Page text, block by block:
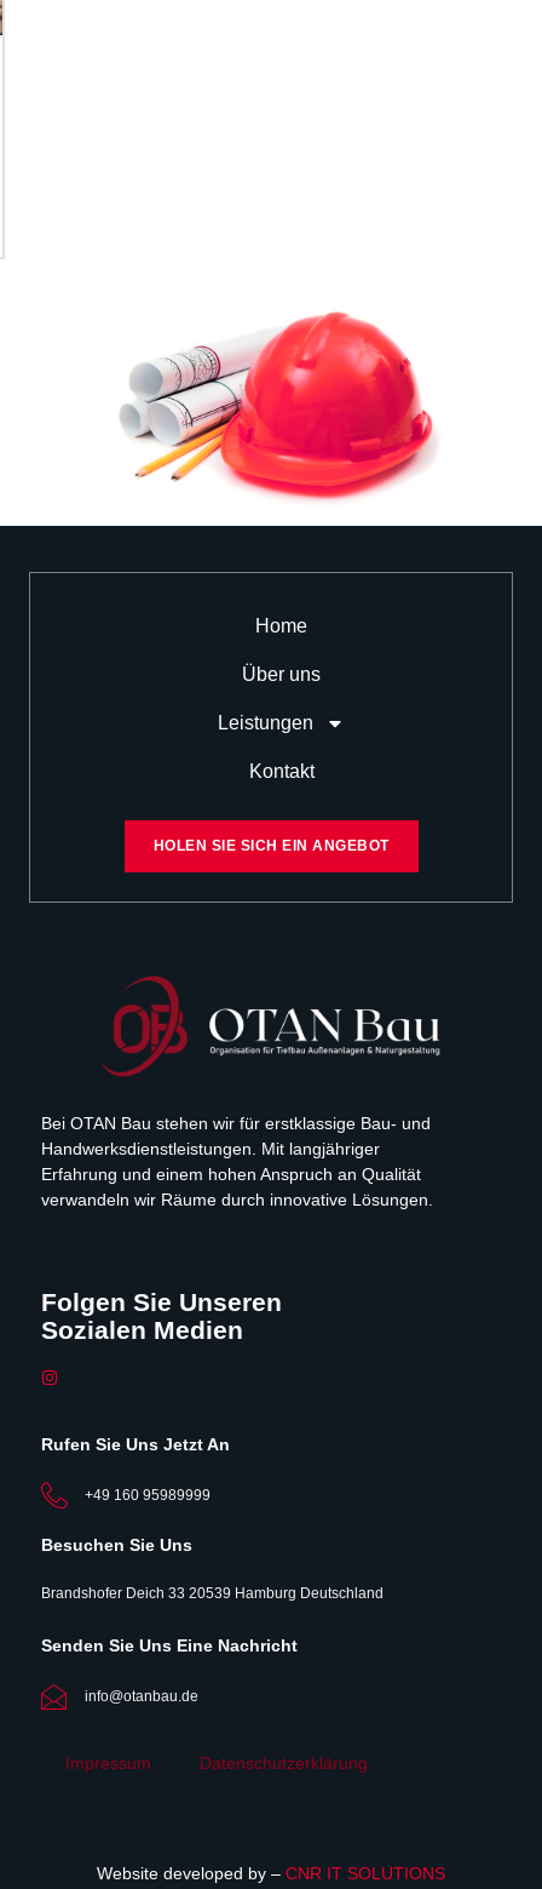
Home
Über uns
Leistungen
Kontakt
HOLEN SIE SICH EIN ANGEBOT
Bei OTAN Bau stehen wir für erstklassige Bau- und
Handwerksdienstleistungen. Mit langjähriger
Erfahrung und einem hohen Anspruch an Qualität
verwandeln wir Räume durch innovative Lösungen.
Folgen Sie Unseren
Sozialen Medien
Rufen Sie Uns Jetzt An
+49 160 95989999
Besuchen Sie Uns
Brandshofer Deich 33 20539 Hamburg Deutschland
Senden Sie Uns Eine Nachricht
info@otanbau.de
Impressum Datenschutzerklärung
Website developed by – CNR IT SOLUTIONS